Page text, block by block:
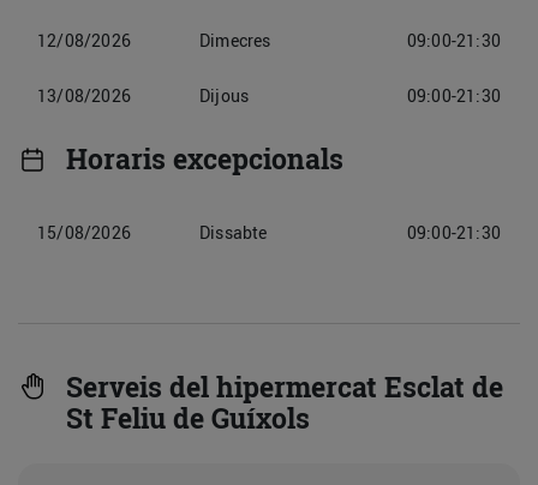
12/08/2026 Dimecres 09:00-21:30
13/08/2026 Dijous 09:00-21:30
Horaris excepcionals
15/08/2026 Dissabte 09:00-21:30
Serveis del hipermercat Esclat de
St Feliu de Guíxols